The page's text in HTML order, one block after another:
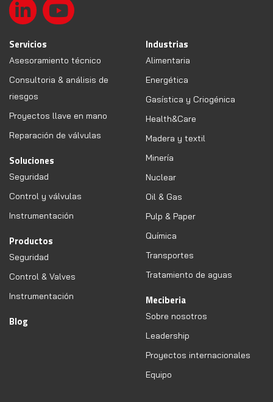
Servicios
Asesoramiento técnico
Consultoria & análisis de
riesgos
Proyectos llave en mano
Reparación de válvulas
Soluciones
Seguridad
Control y válvulas
Instrumentación
Productos
Seguridad
Control & Valves
Instrumentación
Blog
Industrias
Alimentaria
Energética
Gasística y Criogénica
Health&Care
Madera y textil
Minería
Nuclear
Oil & Gas
Pulp & Paper
Química
Transportes
Tratamiento de aguas
Meciberia
Sobre nosotros
Leadership
Proyectos internacionales
Equipo